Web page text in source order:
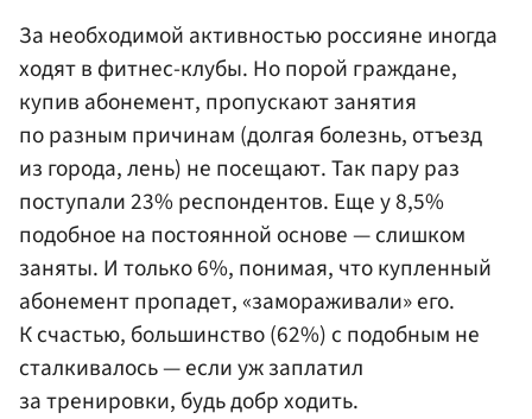
За необходимой активностью россияне иногда
ходят в фитнес-клубы. Но порой граждане,
купив абонемент, пропускают занятия
по разным причинам (долгая болезнь, отъезд
из города, лень) не посещают. Так пару раз
поступали 23% респондентов. Еще у 8,5%
подобное на постоянной основе — слишком
заняты. И только 6%, понимая, что купленный
абонемент пропадет, «замораживали» его.
К счастью, большинство (62%) с подобным не
сталкивалось — если уж заплатил
за тренировки, будь добр ходить.